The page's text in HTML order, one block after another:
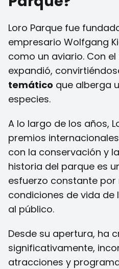
Loro Parque fue
empresario Wolfgang
como un aviario. Con
expandió,
temático que alberga
especies.
A lo largo de los años,
premios
con la conservación y
historia del parque es
esfuerzo constante por
condiciones de vida de
al público.
Desde su apertura, ha
significativamente,
atracciones y